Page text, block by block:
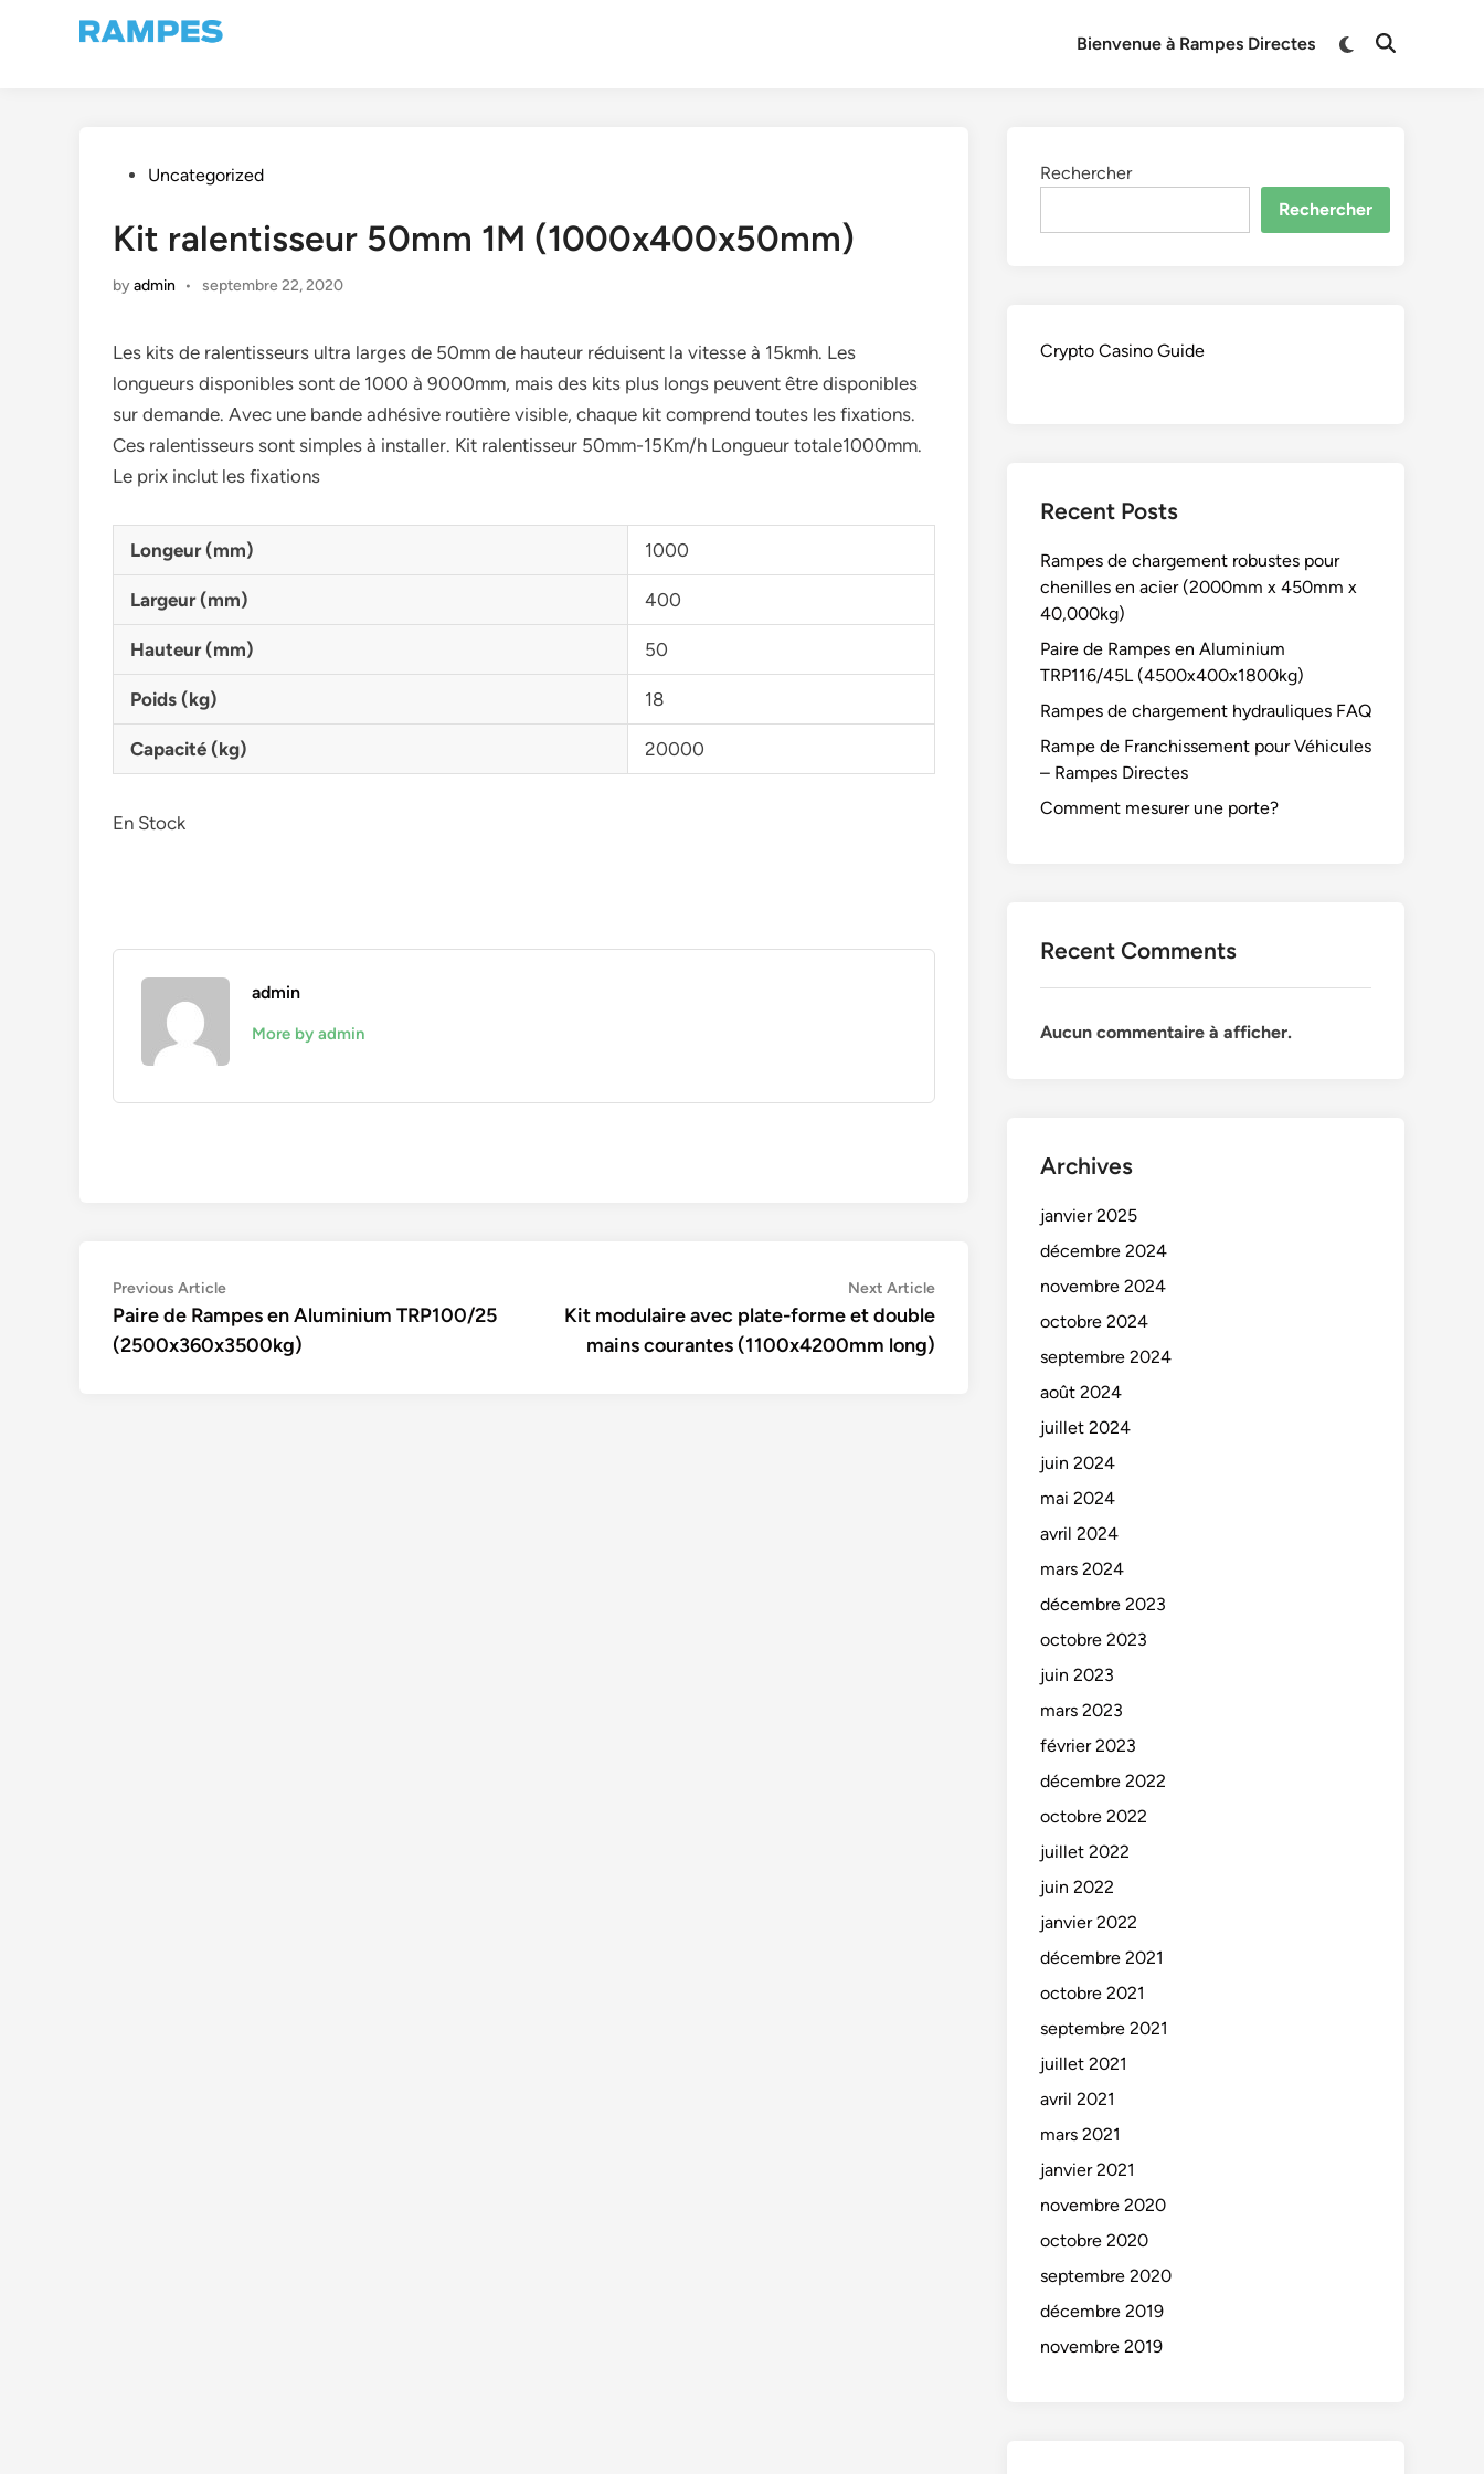
Bienvenue à Rampes Directes
Switch
Open
PostedUncategorized
Kit ralentisseur 50mm 1M (1000x400x50mm)
byadmin • septembre 22, 2020
Les kits de ralentisseurs ultra larges de 50mm de hauteur réduisent la vitesse à 15kmh. Les
longueurs disponibles sont de 1000 à 9000mm, mais des kits plus longs peuvent être disponibles
sur demande. Avec une bande adhésive routière visible, chaque kit comprend toutes les fixations.
Ces ralentisseurs sont simples à installer. Kit ralentisseur 50mm-15Km/h Longueur totale1000mm.
Le prix inclut les fixations
Longeur (mm) 1000
Largeur (mm) 400
Hauteur (mm) 50
Poids (kg) 18
Capacité (kg) 20000
En Stock
admin
More by admin
Navigation
de
l’article
Previous ArticlePrevious
article:
Paire de Rampes en Aluminium TRP100/25
(2500x360x3500kg)
Next ArticleNext
article:
Kit modulaire avec plate-forme et double
mains courantes (1100x4200mm long)
Rechercher
Rechercher
Crypto Casino Guide
Recent Posts
Rampes de chargement robustes pour
chenilles en acier (2000mm x 450mm x
40,000kg)
Paire de Rampes en Aluminium
TRP116/45L (4500x400x1800kg)
Rampes de chargement hydrauliques FAQ
Rampe de Franchissement pour Véhicules
– Rampes Directes
Comment mesurer une porte?
Recent Comments
Aucun commentaire à afficher.
Archives
janvier 2025
décembre 2024
novembre 2024
octobre 2024
septembre 2024
août 2024
juillet 2024
juin 2024
mai 2024
avril 2024
mars 2024
décembre 2023
octobre 2023
juin 2023
mars 2023
février 2023
décembre 2022
octobre 2022
juillet 2022
juin 2022
janvier 2022
décembre 2021
octobre 2021
septembre 2021
juillet 2021
avril 2021
mars 2021
janvier 2021
novembre 2020
octobre 2020
septembre 2020
décembre 2019
novembre 2019